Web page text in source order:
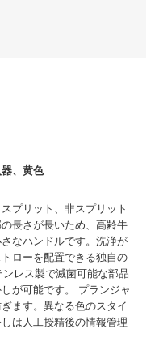
、黄色
プリット、非スプリット
長さが長いため、高齢牛
なハンドルです。洗浄が
ローを配置できる独自の
レス製で滅菌可能な部品
が可能です。 プランジャ
ます。異なる色のスタイ
は人工授精後の情報管理